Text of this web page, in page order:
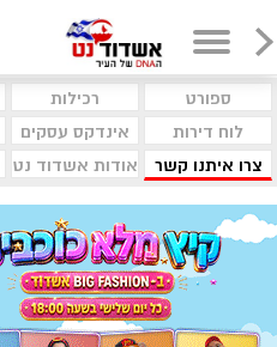
ספורט רכילות
לוח דירות
אינדקס עסקים
צרו איתנו קשר
אודות אשדוד נט